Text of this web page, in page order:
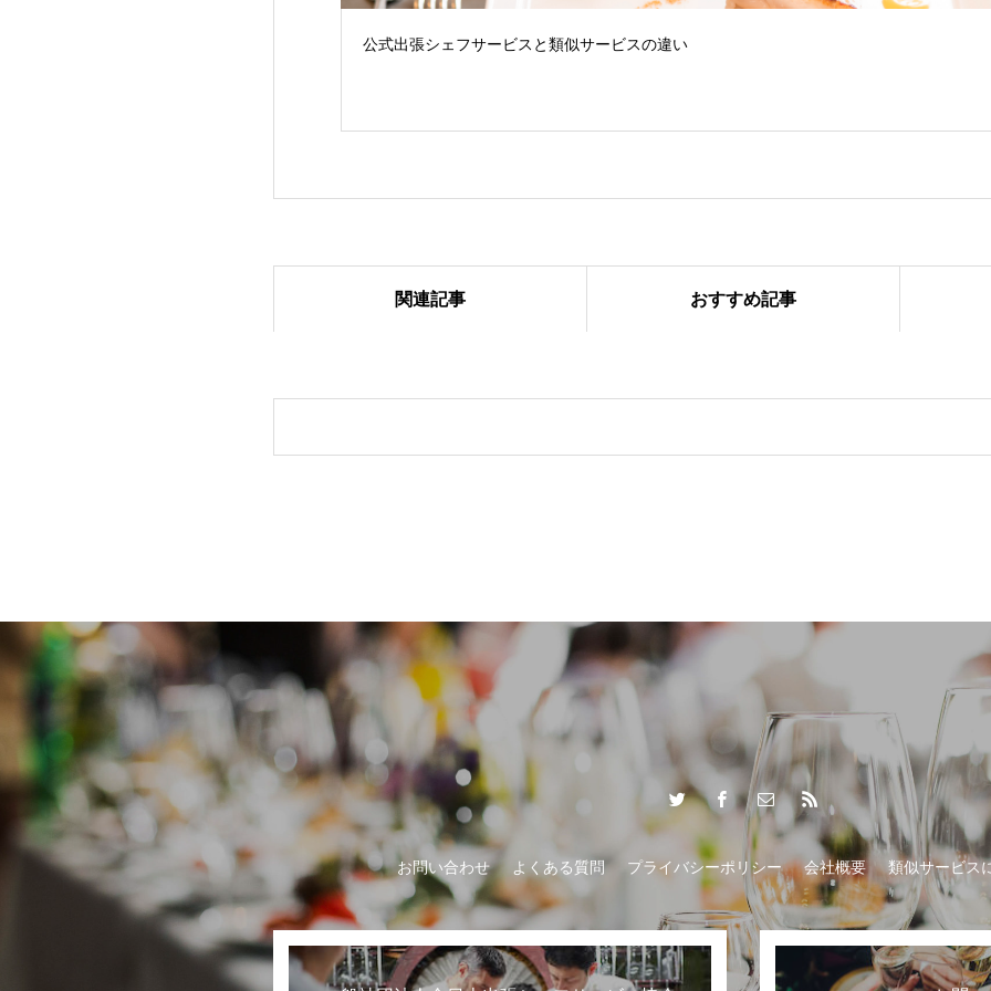
公式出張シェフサービスと類似サービスの違い
世界に誇る日本のおもてなし
関連記事 おすすめ記事
お問い合わせ よくある質問 プライバシーポリシー 会社概要 類似サービス